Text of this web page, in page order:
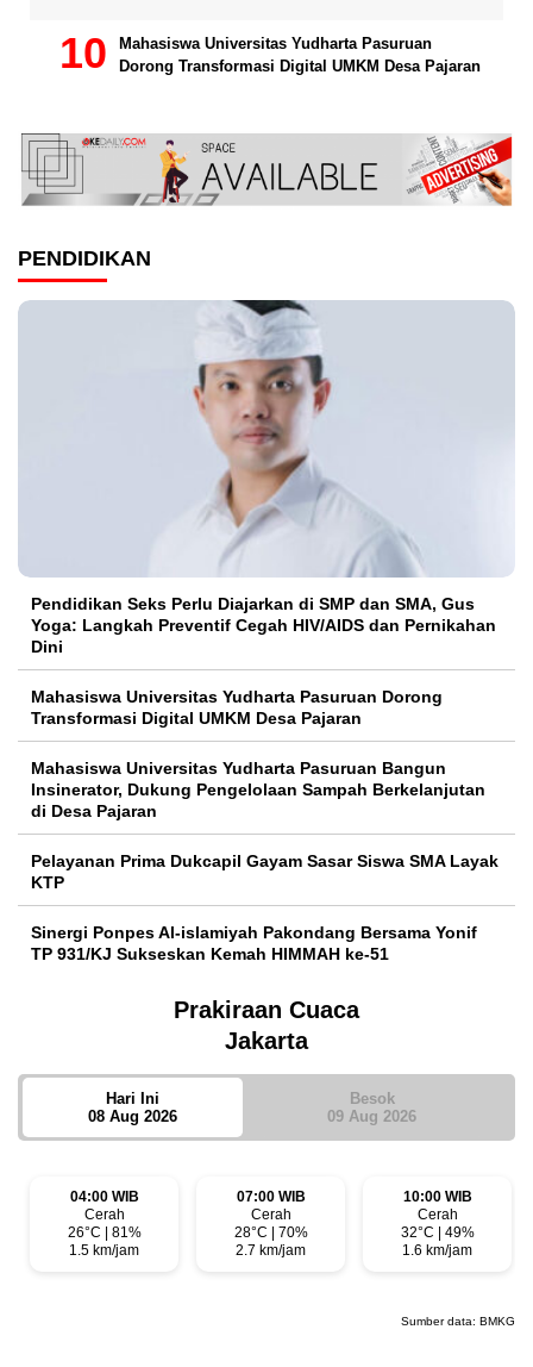
Mahasiswa Universitas Yudharta Pasuruan
Dorong Transformasi Digital UMKM Desa Pajaran
PENDIDIKAN
Pendidikan Seks Perlu Diajarkan di SMP dan SMA, Gus
Yoga: Langkah Preventif Cegah HIV/AIDS dan Pernikahan
Dini
Mahasiswa Universitas Yudharta Pasuruan Dorong
Transformasi Digital UMKM Desa Pajaran
Mahasiswa Universitas Yudharta Pasuruan Bangun
Insinerator, Dukung Pengelolaan Sampah Berkelanjutan
di Desa Pajaran
Pelayanan Prima Dukcapil Gayam Sasar Siswa SMA Layak
KTP
Sinergi Ponpes Al-islamiyah Pakondang Bersama Yonif
TP 931/KJ Sukseskan Kemah HIMMAH ke-51
Prakiraan Cuaca
Jakarta
Hari Ini
08 Aug 2026
Besok
09 Aug 2026
04:00 WIB
Cerah
26°C | 81%
1.5 km/jam
07:00 WIB
Cerah
28°C | 70%
2.7 km/jam
10:00 WIB
Cerah
32°C | 49%
1.6 km/jam
Sumber data: BMKG